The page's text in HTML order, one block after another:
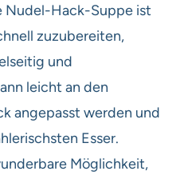
Nudel-Hack-Suppe ist
zuzubereiten,
und
leicht an den
angepasst werden und
Esser.
Möglichkeit,